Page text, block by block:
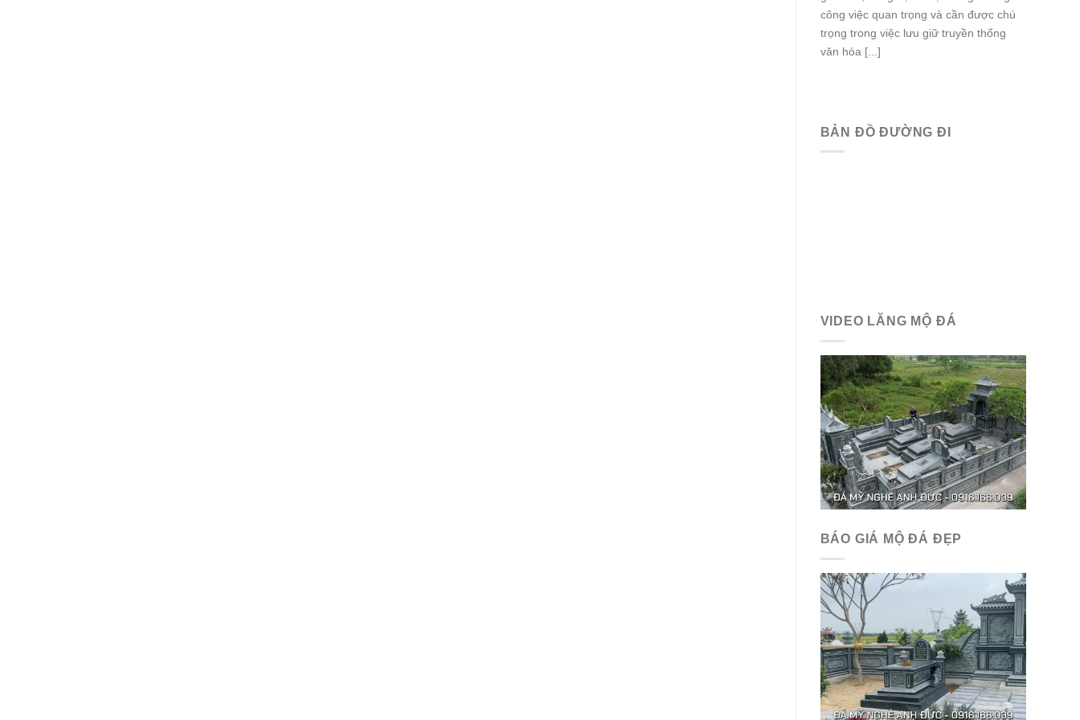
công việc quan trọng và cần được chú
trọng trong việc lưu giữ truyền thống
văn hóa [...]
BẢN ĐỒ ĐƯỜNG ĐI
VIDEO LĂNG MỘ ĐÁ
BÁO GIÁ MỘ ĐÁ ĐẸP